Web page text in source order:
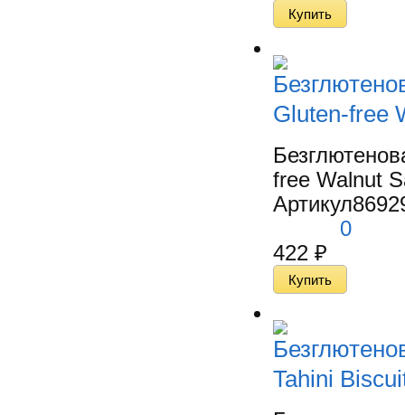
Gluten-free
free Walnut
Артикул
0
422 ₽
Tahini